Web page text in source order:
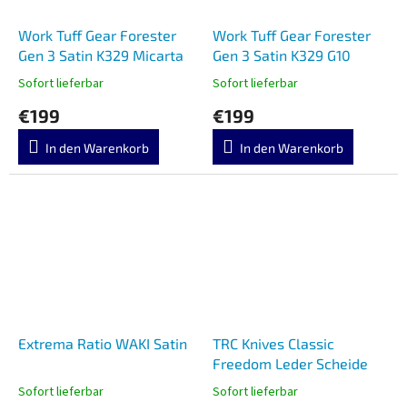
Work Tuff Gear Forester
Gen 3 Satin K329 Micarta
Sofort lieferbar
€199
In den Warenkorb
Work Tuff Gear Forester
Gen 3 Satin K329 G10
Sofort lieferbar
€199
In den Warenkorb
Extrema Ratio WAKI Satin
Sofort lieferbar
TRC Knives Classic
Freedom Leder Scheide
Sofort lieferbar